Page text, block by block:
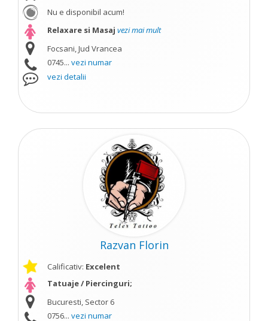
Nu e disponibil acum!
Relaxare si Masaj vezi mai mult
Focsani, Jud Vrancea
0745... vezi numar
vezi detalii
Razvan Florin
Calificativ: Excelent
Tatuaje / Piercinguri;
Bucuresti, Sector 6
0756... vezi numar